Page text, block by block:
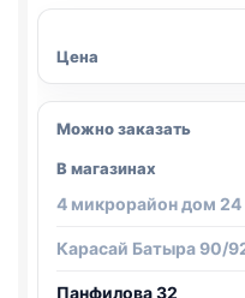
Цена
Можно заказать
В магазинах
4 микрорайон дом 24
Карасай Батыра 90/
Панфилова 32